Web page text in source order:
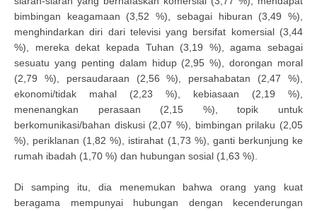
bimbingan keagamaan (3,52 %), sebagai hiburan (3,49 %),
menghindarkan diri dari televisi yang bersifat komersial (3,44
%), mereka dekat kepada Tuhan (3,19 %), agama sebagai
sesuatu yang penting dalam hidup (2,95 %), dorongan moral
(2,79 %), persaudaraan (2,56 %), persahabatan (2,47 %),
ekonomi/tidak mahal (2,23 %), kebiasaan (2,19 %),
menenangkan perasaan (2,15 %), topik untuk
berkomunikasi/bahan diskusi (2,07 %), bimbingan prilaku (2,05
%), periklanan (1,82 %), istirahat (1,73 %), ganti berkunjung ke
rumah ibadah (1,70 %) dan hubungan sosial (1,63 %).
Di samping itu, dia menemukan bahwa orang yang kuat
beragama mempunyai hubungan dengan kecenderungan